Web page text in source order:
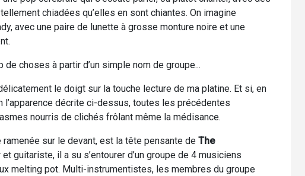
chiadées qu’elles en sont chiantes. On imagine
avec une paire de lunette à grosse monture noire et une
choses à partir d’un simple nom de groupe...
le doigt sur la touche lecture de ma platine. Et si, en
l’apparence décrite ci-dessus, toutes les précédentes
nourris de clichés frôlant même la médisance.
sur le devant, est la tête pensante de The
et guitariste, il a su s’entourer d’un groupe de 4 musiciens
melting pot. Multi-instrumentistes, les membres du groupe